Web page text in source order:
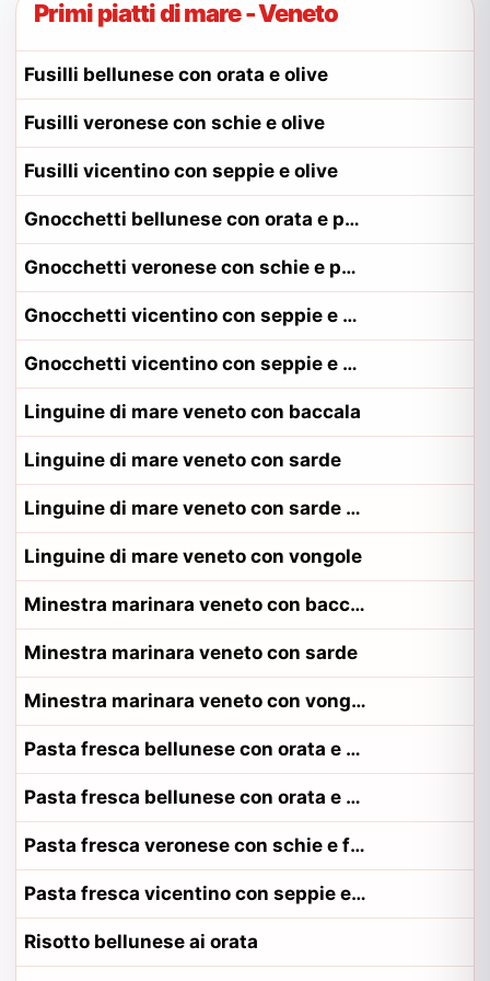
Primi piatti di mare - Veneto
Fusilli bellunese con orata e olive
Fusilli veronese con schie e olive
Fusilli vicentino con seppie e olive
Gnocchetti bellunese con orata e pomodoro
Gnocchetti veronese con schie e pomodoro
Gnocchetti vicentino con seppie e pomodoro
Gnocchetti vicentino con seppie e pomodoro alla contadina vicentino
Linguine di mare veneto con baccala
Linguine di mare veneto con sarde
Linguine di mare veneto con sarde alla contadina trevigiano
Linguine di mare veneto con vongole
Minestra marinara veneto con baccala
Minestra marinara veneto con sarde
Minestra marinara veneto con vongole
Pasta fresca bellunese con orata e fagioli
Pasta fresca bellunese con orata e fagioli alla contadina bellunese
Pasta fresca veronese con schie e fagioli
Pasta fresca vicentino con seppie e fagioli
Risotto bellunese ai orata